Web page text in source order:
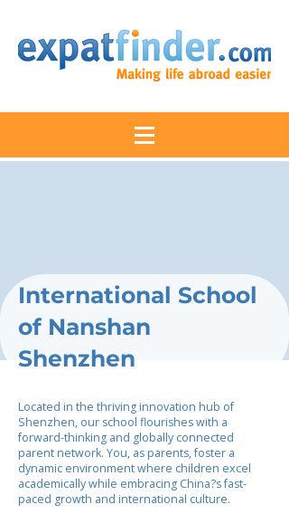
International School
of Nanshan
Shenzhen
Located in the thriving innovation hub of
Shenzhen, our school flourishes with a
forward-thinking and globally connected
parent network. You, as parents, foster a
dynamic environment where children excel
academically while embracing China?s fast-
paced growth and international culture.